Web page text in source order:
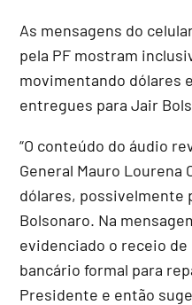
As mensagens do
pela PF mostram
movimentando dólares
entregues para Jair
“O conteúdo do áudio
General Mauro Lourena
dólares, possivelmente
Bolsonaro. Na
evidenciado o receio
bancário formal para
Presidente e então